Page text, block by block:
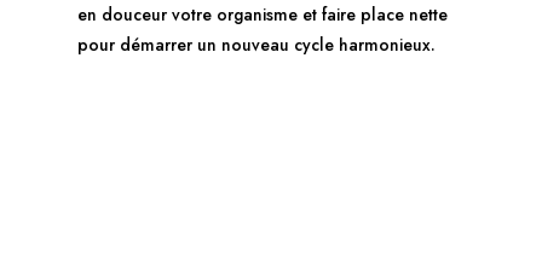
en douceur votre organisme et faire place nette
pour démarrer un nouveau cycle harmonieux.